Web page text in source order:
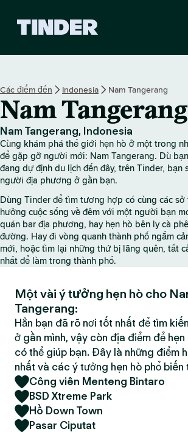
c
h
ủ
T
i
n
d
e
Các điểm đến Indonesia Nam Tangerang
Nam Tangerang
Nam Tangerang, Indonesia
Cùng khám phá thế giới hẹn hò ở một trong
để gặp gỡ người mới: Nam Tangerang. Dù
đang dự định du lịch đến đây, trên Tinder, bạn
người địa phương ở gần bạn.
Dùng Tinder để tìm tương hợp có cùng các
hưởng cuộc sống về đêm với một người bạn
quán bar địa phương, hay hẹn hò bên ly cà
đường. Hay đi vòng quanh thành phố ngắm
mới, hoặc tìm lại những thứ bị lãng quên, tất
nhất để làm trong thành phố.
Một vài ý tưởng hẹn hò cho
Tangerang:
Hẳn bạn đã rõ nơi tốt nhất để tìm
ở gần mình, vậy còn địa điểm để hẹn
có thể giúp bạn. Đây là những điểm
nhất và các ý tưởng hẹn hò phổ biến
Công viên Menteng Bintaro
BSD Xtreme Park
Hồ Down Town
Pasar Ciputat